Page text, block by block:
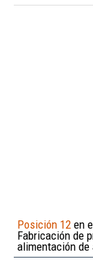
Posición 12 en
Fabricación de
alimentación de